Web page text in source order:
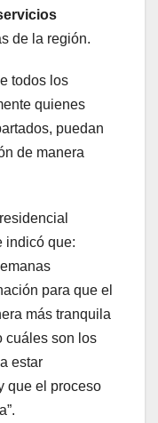
de la región.
todos los
quienes
puedan
de manera
indicó que:
para que el
más tranquila
cuáles son los
estar
que el proceso